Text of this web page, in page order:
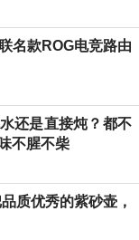
名款ROG电竞路由
还是直接炖？都不
不腥不柴
质优秀的紫砂壶，